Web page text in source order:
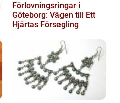
Förlovningsringar i
Göteborg: Vägen till Ett
Hjärtas Försegling